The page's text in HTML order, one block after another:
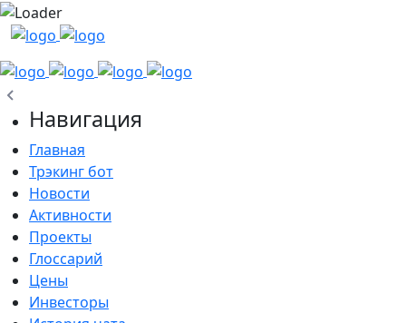
Навигация
Главная
Трэкинг бот
Новости
Активности
Проекты
Глоссарий
Цены
Инвесторы